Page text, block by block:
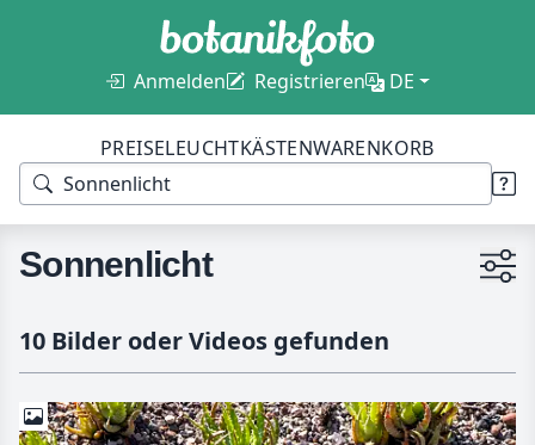
Anmelden Registrieren DE
PREISELEUCHTKÄSTENWARENKORB
Sonnenlicht
10 Bilder oder Videos gefunden